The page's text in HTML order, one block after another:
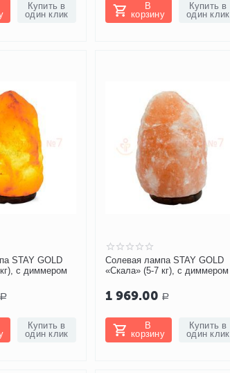
Купить в
один клик
В
корзину
Купить в
один клик
STAY GOLD
с диммером
Р
Купить в
один клик
Солевая лампа STAY GOLD
«Скала» (5-7 кг), с диммером
1 969.00 Р
В
корзину
Купить в
один клик